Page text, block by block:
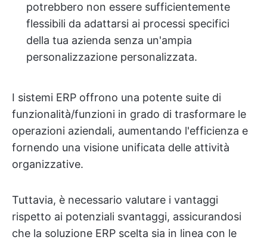
potrebbero non essere sufficientemente
flessibili da adattarsi ai processi specifici
della tua azienda senza un'ampia
personalizzazione personalizzata.
I sistemi ERP offrono una potente suite di
funzionalità/funzioni in grado di trasformare le
operazioni aziendali, aumentando l'efficienza e
fornendo una visione unificata delle attività
organizzative.
Tuttavia, è necessario valutare i vantaggi
rispetto ai potenziali svantaggi, assicurandosi
che la soluzione ERP scelta sia in linea con le